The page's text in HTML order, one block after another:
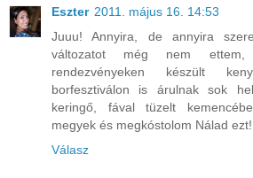
Eszter 2011. május 16. 14:53
Juuu! Annyira, de annyira
változatot még nem
rendezvényeken készült
borfesztiválon is árulnak sok
keringő, fával tüzelt
megyek és megkóstolom Nálad ezt!
Válasz